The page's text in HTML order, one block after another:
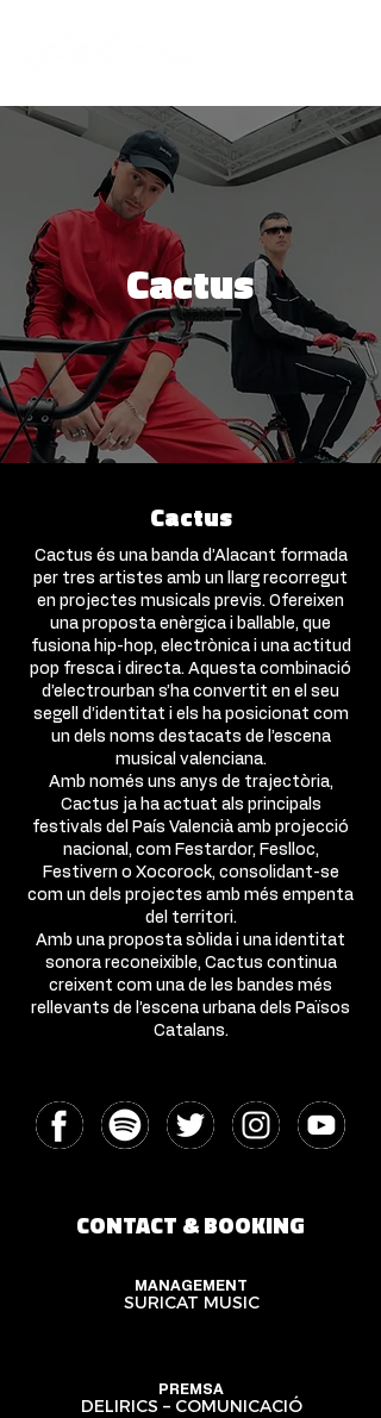
Cactus
Cactus
Cactus és una banda d’Alacant formada
per tres artistes amb un llarg recorregut
en projectes musicals previs. Ofereixen
una proposta enèrgica i ballable, que
fusiona hip-hop, electrònica i una actitud
pop fresca i directa. Aquesta combinació
d’electrourban s’ha convertit en el seu
segell d’identitat i els ha posicionat com
un dels noms destacats de l’escena
musical valenciana.
Amb només uns anys de trajectòria,
Cactus ja ha actuat als principals
festivals del País Valencià amb projecció
nacional, com Festardor, Feslloc,
Festivern o Xocorock, consolidant-se
com un dels projectes amb més empenta
del territori.
Amb una proposta sòlida i una identitat
sonora reconeixible, Cactus continua
creixent com una de les bandes més
rellevants de l’escena urbana dels Països
Catalans.
CONTACT & BOOKING
MANAGEMENT
SURICAT MUSIC
PREMSA
DELIRICS – COMUNICACIÓ